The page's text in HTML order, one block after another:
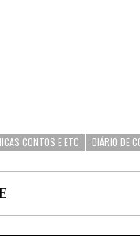
CONTOS E ETC DIÁRIO DE